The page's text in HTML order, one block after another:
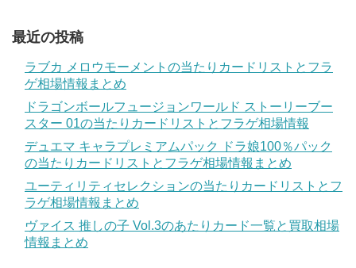
最近の投稿
ラブカ メロウモーメントの当たりカードリストとフラ
ゲ相場情報まとめ
ドラゴンボールフュージョンワールド ストーリーブー
スター 01の当たりカードリストとフラゲ相場情報
デュエマ キャラプレミアムパック ドラ娘100％パック
の当たりカードリストとフラゲ相場情報まとめ
ユーティリティセレクションの当たりカードリストとフ
ラゲ相場情報まとめ
ヴァイス 推しの子 Vol.3のあたりカード一覧と買取相場
情報まとめ